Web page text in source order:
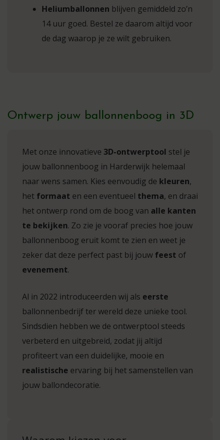
Heliumballonnen blijven gemiddeld zo’n
14 uur goed. Bestel ze daarom altijd voor
de dag waarop je ze wilt gebruiken.
Ontwerp jouw ballonnenboog in 3D
Met onze innovatieve 3D-ontwerptool stel je
jouw ballonnenboog in Harderwijk helemaal
naar wens samen. Kies eenvoudig de kleuren,
het formaat en een eventueel thema, en draai
het ontwerp rond om de boog van alle kanten
te bekijken. Zo zie je vooraf precies hoe jouw
ballonnenboog eruit komt te zien en weet je
zeker dat deze perfect past bij jouw feest of
evenement.
Al in 2022 introduceerden wij als eerste
ballonnenbedrijf ter wereld deze unieke tool.
Sindsdien hebben we de ontwerptool steeds
verbeterd en uitgebreid, zodat jij altijd
profiteert van een duidelijke, mooie en
realistische ervaring bij het samenstellen van
jouw ballondecoratie.